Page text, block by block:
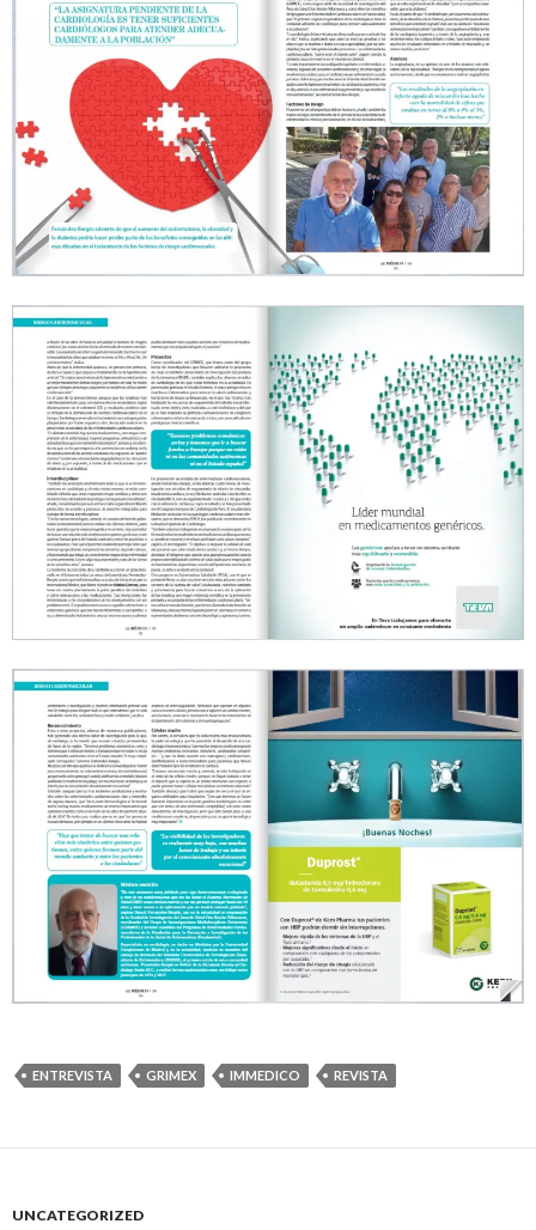
ENTREVISTA GRIMEX IMMEDICO REVISTA
UNCATEGORIZED